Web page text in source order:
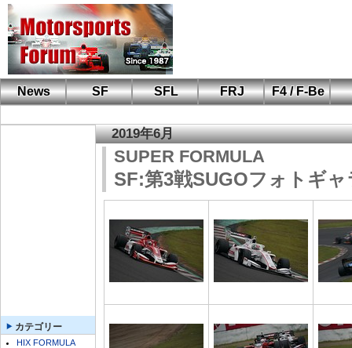
News SF SFL FRJ
F4 / F-Be
カテゴリー
HIX FORMULA
2019年6月
SUPER FORMULA
SF:第3戦SUGOフォトギャ